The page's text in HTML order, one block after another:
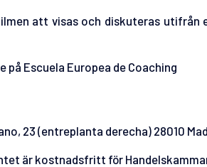
att visas och diskuteras utifrån
på Escuela Europea de Coaching
23 (entreplanta derecha) 28010
är kostnadsfritt för